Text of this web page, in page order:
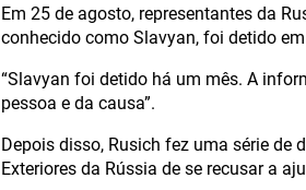
Em 25 de agosto, representantes da
conhecido como Slavyan, foi detido
“Slavyan foi detido há um mês. A
pessoa e da causa”.
Depois disso, Rusich fez uma série de
Exteriores da Rússia de se recusar a